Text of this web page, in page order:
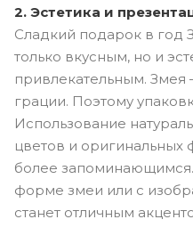
2. Эстетика и
Сладкий подарок в год
только вкусным, но и
привлекательным. Змея
грации. Поэтому
Использование
цветов и
более
форме змеи или с
станет отличным